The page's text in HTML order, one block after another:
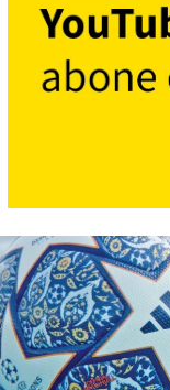
Etkinlikler
Araştırma